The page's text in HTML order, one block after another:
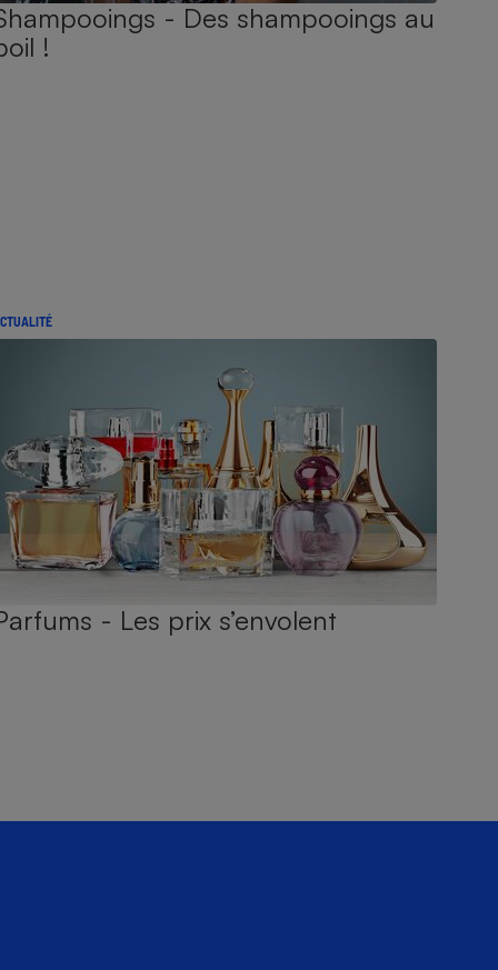
- Des shampooings au
!
- Les prix s’envolent